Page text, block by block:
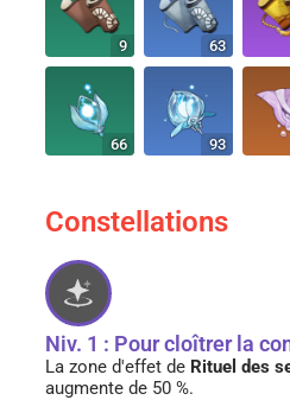
9 63
66 93
Constellations
Niv. 1 : Pour cloîtrer la
La zone d'effet de Rituel des
augmente de 50 %.